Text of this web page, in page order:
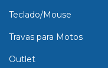
Teclado/Mouse
Travas para Motos
Outlet